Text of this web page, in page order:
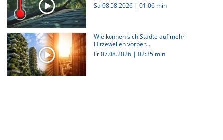
Sa 08.08.2026 | 01:06 min
Wie können sich Städte auf mehr
Hitzewellen vorber...
Fr 07.08.2026 | 02:35 min